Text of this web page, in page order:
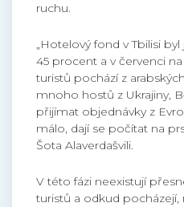
ruchu.
„Hotelový fond v Tbilisi
45 procent a v červenci
turistů pochází z
mnoho hostů z Ukrajiny,
přijímat objednávky z
málo, dají se počítat na
Šota Alaverdašvili.
V této fázi neexistují
turistů a odkud